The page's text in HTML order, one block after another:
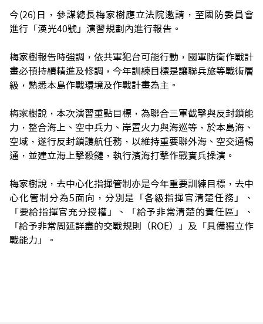
今(26)日，參謀總長梅家樹應立法院邀請，至國防委員會
進行「漢光40號」演習規劃內進行報告。
梅家樹報告時強調，依共軍犯台可能行動，國軍防衛作戰計
畫必頇持續精進及修調，今年訓練目標是讓聯兵旅等戰術層
級，熟悉本島作戰環境及作戰計畫為主。
梅家樹說，本次演習重點目標，為聯合三軍截擊與反封鎖能
力，整合海上、空中兵力、岸置火力與海巡等，於本島海、
空域，遂行反封鎖護航任務，以維持重要聯外海、空交通暢
通，並建立海上擊殺鏈，執行濱海打擊作戰實兵操演。
梅家樹說，去中心化指揮管制亦是今年重要訓練目標，去中
心化管制分為5面向，分別是「各級指揮官清楚任務」、
「要給指揮官充分授權」、「給予非常清楚的責任區」、
「給予非常周延詳盡的交戰規則（ROE）」及「具備獨立作
戰能力」。